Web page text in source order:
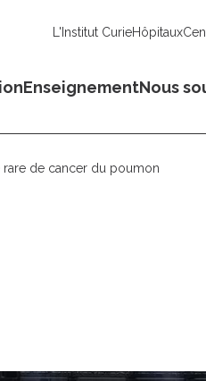
L'Institut CurieHôpitaux
EnseignementNous
rare de cancer du poumon